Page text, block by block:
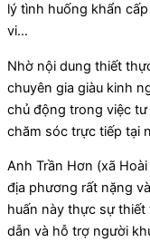
lý tình huống khẩn
vi…
Nhờ nội dung thiết
chuyên gia giàu kinh
chủ động trong việc
chăm sóc trực tiếp tại
Anh Trần Hơn (xã
địa phương rất nặng
huấn này thực sự
dẫn và hỗ trợ người